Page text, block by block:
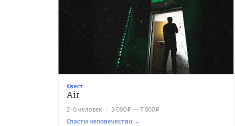
Квест
Air
2–6 человек
3 000 ₽ — 7 000 ₽
Спасти человечество →